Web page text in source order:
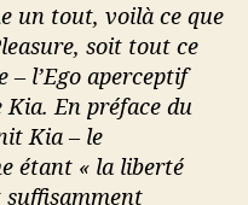
un tout, voilà ce que
, soit tout ce
l’Ego aperceptif
Kia. En préface du
Kia – le
étant « la liberté